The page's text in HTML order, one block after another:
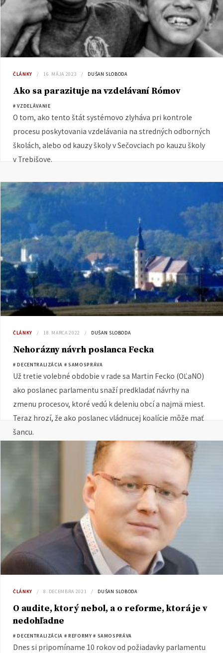
ČLÁNKY 16. MÁJA 2023 DUŠAN SLOBODA
Ako sa parazituje na vzdelávaní Rómov
# VZDELÁVANIE
O tom, ako tento štát systémovo zlyháva pri kontrole
procesu poskytovania vzdelávania na stredných odborných
školách, alebo od kauzy školy v Sečovciach po kauzu školy
v Trebišove.
ČLÁNKY 18. MARCA 2022 DUŠAN SLOBODA
Nehorázny návrh poslanca Fecka
# DECENTRALIZÁCIA # SAMOSPRÁVA
Už tretie volebné obdobie v rade sa Martin Fecko (OĽaNO)
ako poslanec parlamentu snaží predkladať návrhy na
zmenu procesov, ktoré vedú k deleniu obcí a najmä miest.
Teraz hrozí, že ako poslanec vládnucej koalície môže mať
šancu.
ČLÁNKY 8. DECEMBRA 2021 DUŠAN SLOBODA
O audite, ktorý nebol, a o reforme, ktorá je v
nedohľadne
# DECENTRALIZÁCIA # REFORMY # SAMOSPRÁVA
Dnes si pripomíname 10 rokov od požiadavky parlamentu